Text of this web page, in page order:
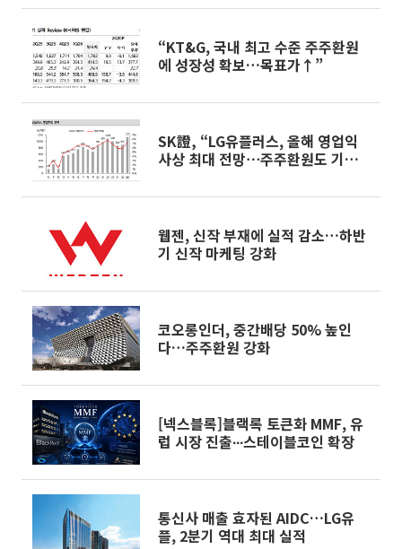
“KT&G, 국내 최고 수준 주주환원
에 성장성 확보…목표가↑”
SK證, “LG유플러스, 올해 영업익
사상 최대 전망⋯주주환원도 기대
웹젠, 신작 부재에 실적 감소…하반
기 신작 마케팅 강화
코오롱인더, 중간배당 50% 높인
다…주주환원 강화
[넥스블록]블랙록 토큰화 MMF, 유
럽 시장 진출∙∙∙스테이블코인 확장
통신사 매출 효자된 AIDC…LG유
플, 2분기 역대 최대 실적